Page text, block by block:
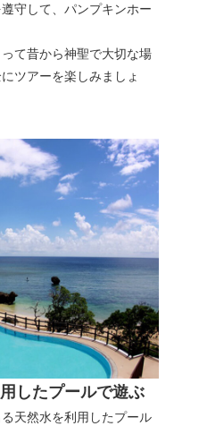
守して、パンプキンホー
て昔から神聖で大切な場
ツアーを楽しみましょ
したプールで遊ぶ
天然水を利用したプール